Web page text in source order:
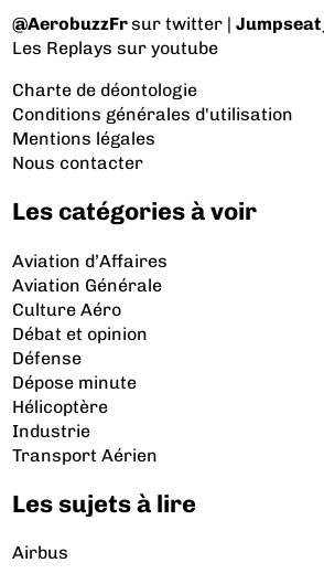
@AerobuzzFrsur twitter |
Les Replays sur youtube
Charte de déontologie
Conditions générales d'utilisation
Mentions légales
Nous contacter
Les catégories à voir
Aviation d’Affaires
Aviation Générale
Culture Aéro
Débat et opinion
Défense
Dépose minute
Hélicoptère
Industrie
Transport Aérien
Les sujets à lire
Airbus